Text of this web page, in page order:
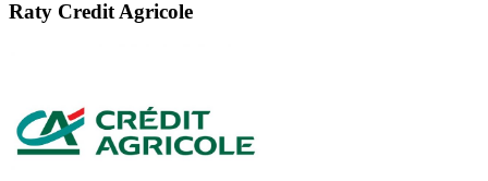
Raty Credit Agricole